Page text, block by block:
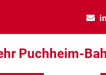
Puchheim-